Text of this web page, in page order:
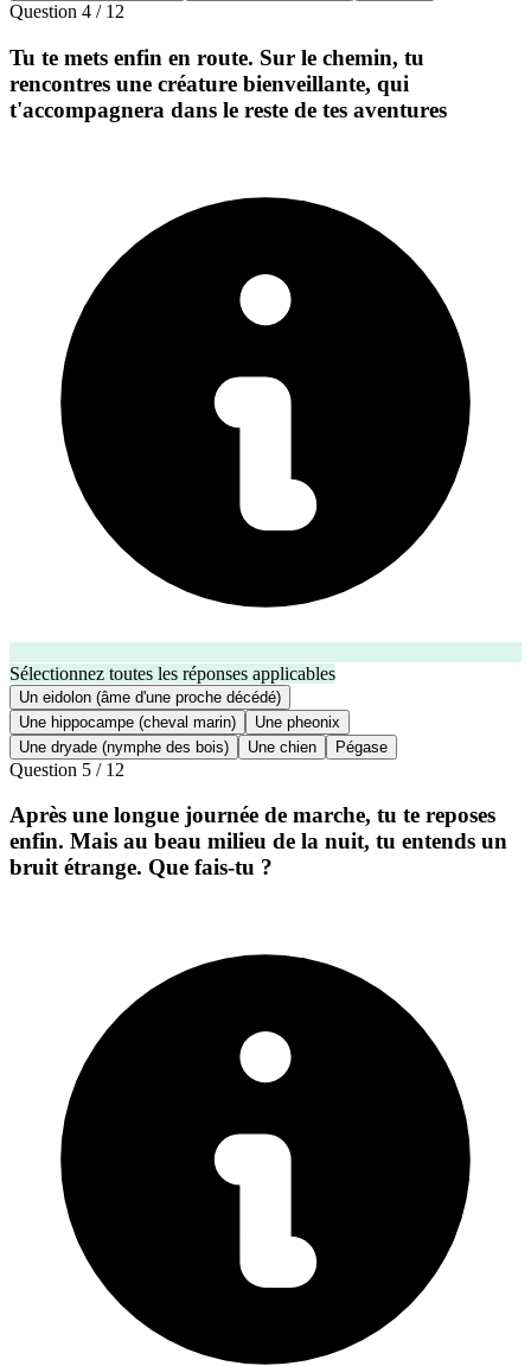
Question 4 / 12
Tu te mets enfin en route. Sur le chemin, tu
rencontres une créature bienveillante, qui
t'accompagnera dans le reste de tes aventures
Sélectionnez toutes les réponses applicables
Un eidolon (âme d'une proche décédé)
Une hippocampe (cheval marin)
Une pheonix
Une dryade (nymphe des bois)
Une chien Pégase
Question 5 / 12
Après une longue journée de marche, tu te reposes
enfin. Mais au beau milieu de la nuit, tu entends un
bruit étrange. Que fais-tu ?